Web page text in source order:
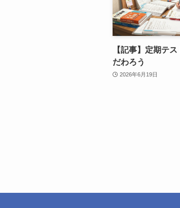
【記事】定期テ
だわろう
2026年6月19日